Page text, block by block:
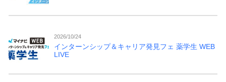
2026/10/24
インターンシップ＆キャリア発見フェ 薬学生 WEB
LIVE